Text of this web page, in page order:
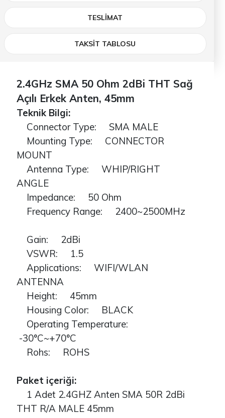
TESLIMAT
TAKSİT TABLOSU
2.4GHz SMA 50 Ohm 2dBi THT Sağ
Açılı Erkek Anten, 45mm
Teknik Bilgi:
Connector Type: SMA MALE
Mounting Type: CONNECTOR
MOUNT
Antenna Type: WHIP/RIGHT
ANGLE
Impedance: 50 Ohm
Frequency Range: 2400~2500MHz
Gain: 2dBi
VSWR: 1.5
Applications: WIFI/WLAN
ANTENNA
Height: 45mm
Housing Color: BLACK
Operating Temperature:
-30°C~+70°C
Rohs: ROHS
Paket içeriği:
1 Adet 2.4GHZ Anten SMA 50R 2dBi
THT R/A MALE 45mm